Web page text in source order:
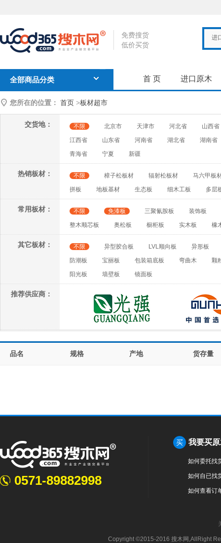
免费搜货
低价买货
进
全部商品分类 首 页 进口原木
您所在的位置： 首页 >板材超市
交货地： 不限 北京市 天津市 河北省
山西省
江西省
山东省 河南省 湖北省
湖南省
青海省
宁夏 新疆
热销板材： 不限 樟子松板材 辐射松板材
马六甲板
拼板
地板基材 生态板 细木工板 多层
常用板材： 不限 免漆板 三聚氰胺板
装饰板
整木顺芯板
奥松板 橱柜板 实木板 橡
其它板材： 不限 异型胶合板 LVL顺向板
异形板
防潮板
宝丽板 包装箱底板 弯曲木
颗
阳光板
墙壁板 镜面板
推荐供应商：
品名 规格 产地 货存量
0571-89882998
买 我要买
如何委托找
如何自已找
如何查看订
Copyright ©2015-2016 搜木网,AllRight